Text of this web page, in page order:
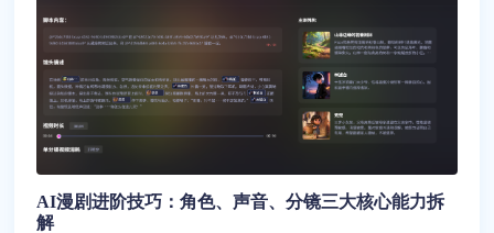
AI漫剧进阶技巧：角色、声音、分镜三大核心能力拆
解